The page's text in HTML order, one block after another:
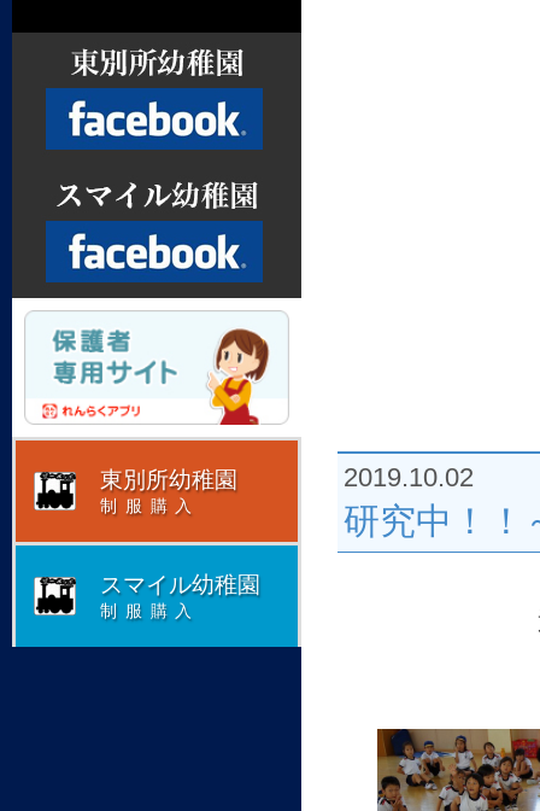
2019.10.02
研究中！！
Facebook
Facebook
東別所幼稚園
制服購入
スマイル幼稚園
制服購入